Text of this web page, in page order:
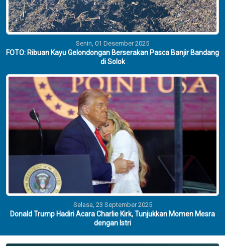
Senin, 01 Desember 2025
FOTO: Ribuan Kayu Gelondongan Berserakan Pasca Banjir Bandang
di Solok
Selasa, 23 September 2025
Donald Trump Hadiri Acara Charlie Kirk, Tunjukkan Momen Mesra
dengan Istri